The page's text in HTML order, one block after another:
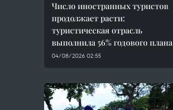
Число иностранных туристов
продолжает расти:
туристическая отрасль
выполнила 56% годового плана
04/08/2026 02:55